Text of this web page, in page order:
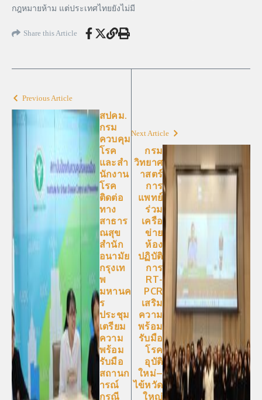
กฎหมายห้าม แต่ประเทศไทยยังไม่มี
Share this Article
Previous Article
สปคม.
กรม
ควบคุม
โรค
และสํา
นักงาน
โรค
ติดต่อ
ทาง
สาธาร
ณสุข
สํานัก
อนามัย
กรุงเท
พ
มหานค
ร
ประชุม
เตรียม
ความ
พร้อม
รับมือ
สถานก
ารณ์
กรณี
Next Article
กรม
วิทยาศ
าสตร์
การ
แพทย์
ร่วม
เครือ
ข่าย
ห้อง
ปฏิบัติ
การ
RT-
PCR
เสริม
ความ
พร้อม
รับมือ
โรค
อุบัติ
ใหม่–
ไข้หวัด
ใหญ่